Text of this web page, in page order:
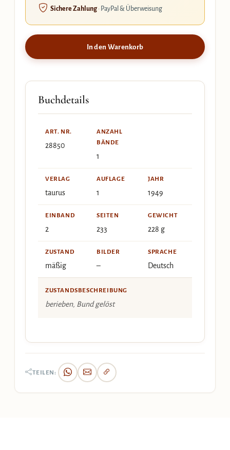
Sichere Zahlung· PayPal & Überweisung
In den Warenkorb
Buchdetails
ART. NR.
28850
ANZAHL
BÄNDE
1
VERLAG
taurus
AUFLAGE
1
JAHR
1949
EINBAND
2
SEITEN
233
GEWICHT
228 g
ZUSTAND
mäßig
BILDER
–
SPRACHE
Deutsch
ZUSTANDSBESCHREIBUNG
berieben, Bund gelöst
TEILEN: